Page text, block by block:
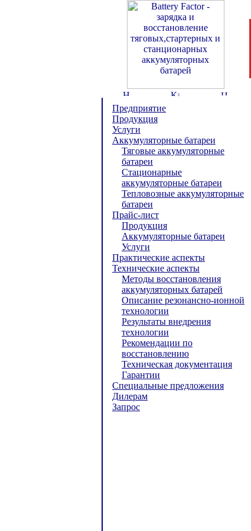
Предприятие
Продукция
Услуги
Аккумуляторные батареи
Тяговые аккумуляторные
батареи
Стационарные
аккумуляторные батареи
Тепловозные аккумуляторные
батареи
Прайс-лист
Продукция
Аккумуляторные батареи
Услуги
Практические аспекты
Технические аспекты
Методы восстановления
аккумуляторных батарей
Описание резонансно-ионной
технологии
Результаты внедрения
технологии
Рекомендации по
восстановлению
Техническая документация
Гарантии
Специальные предложения
Дилерам
Запрос